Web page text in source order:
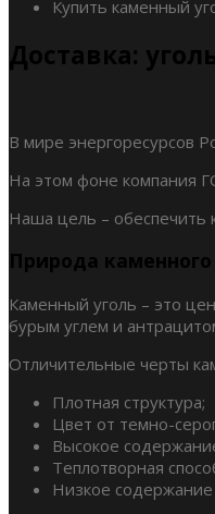
Купить каменный
Доставка:
В мире энергоресурсов
На этом фоне компания
Наша цель – обеспечить
Природа каменного
Каменный уголь – это
бурым углем и
Отличительные черты
Плотная структура;
Цвет от темно-
Высокое
Теплотворная
Низкое содержание